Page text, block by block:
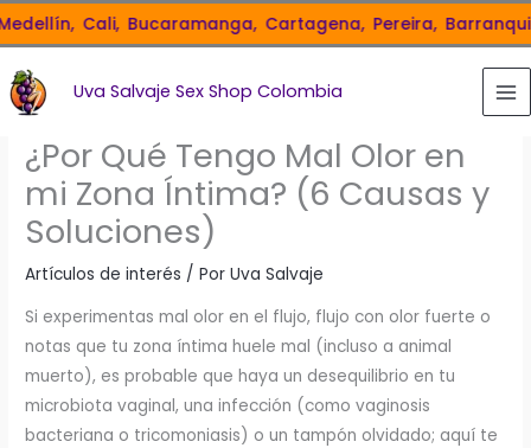
Ir
al
contenido
Cali, Bucaramanga, Cartagena, Pereira, Barranquilla,
Uva Salvaje Sex Shop Colombia
¿Por Qué Tengo Mal Olor en
mi Zona Íntima? (6 Causas y
Soluciones)
Artículos de interés / PorUva Salvaje
Si experimentas mal olor en el flujo, flujo con olor fuerte o
notas que tu zona íntima huele mal (incluso a animal
muerto), es probable que haya un desequilibrio en tu
microbiota vaginal, una infección (como vaginosis
bacteriana o tricomoniasis) o un tampón olvidado; aquí te